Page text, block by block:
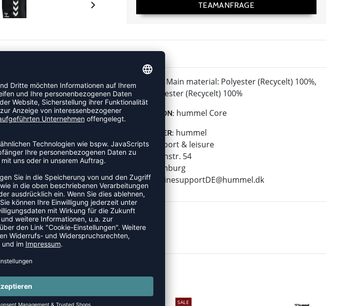
TEAMANFRAGE
für Komfort und
Kordelzug für
an den Seiten und das
MATERIAL:
Main material: Polyester (Recycelt) 100%,
Total: Polyester (Recycelt) 100%
KOLLEKTION: hummel Core
HERSTELLER: hummel
hummel sport & leisure
Leverkusenstr. 54
22761 Hamburg
E-Mail:
onlinesupportDE@hummel.dk
SALE
SALE